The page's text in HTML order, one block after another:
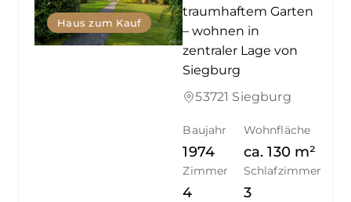
Haus zum Kauf
traumhaftem Garten
– wohnen in
zentraler Lage von
Siegburg
53721 Siegburg
Baujahr
1974
Wohnfläche
ca. 130 m²
Zimmer
4
Schlafzimmer
3